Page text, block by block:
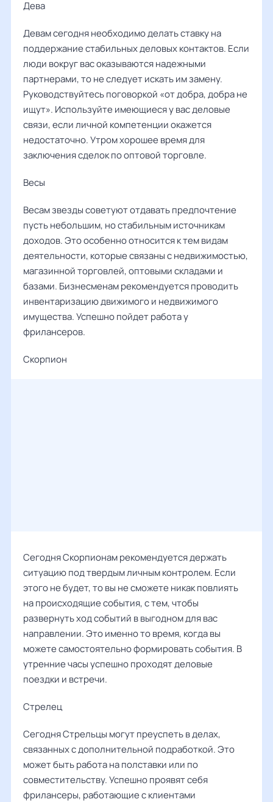
Дева ‌‌
Девам сегодня необходимо делать ставку на
поддержание стабильных деловых контактов. Если
люди вокруг вас оказываются надежными
партнерами, то не следует искать им замену.
Руководствуйтесь поговоркой «от добра, добра не
ищут». Используйте имеющиеся у вас деловые
связи, если личной компетенции окажется
недостаточно. Утром хорошее время для
заключения сделок по оптовой торговле.
Весы ‌‌
Весам звезды советуют отдавать предпочтение
пусть небольшим, но стабильным источникам
доходов. Это особенно относится к тем видам
деятельности, которые связаны с недвижимостью,
магазинной торговлей, оптовыми складами и
базами. Бизнесменам рекомендуется проводить
инвентаризацию движимого и недвижимого
имущества. Успешно пойдет работа у
фрилансеров.
Скорпион
Сегодня Скорпионам рекомендуется держать
ситуацию под твердым личным контролем. Если
этого не будет, то вы не сможете никак повлиять
на происходящие события, с тем, чтобы
развернуть ход событий в выгодном для вас
направлении. Это именно то время, когда вы
можете самостоятельно формировать события. В
утренние часы успешно проходят деловые
поездки и встречи.
Стрелец
Сегодня Стрельцы могут преуспеть в делах,
связанных с дополнительной подработкой. Это
может быть работа на полставки или по
совместительству. Успешно проявят себя
фрилансеры, работающие с клиентами